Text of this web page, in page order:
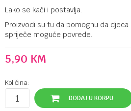
Lako se kači i postavlja.
Proizvodi su tu da pomognu da
spriječe moguće povrede.
5,90 KM
Količina:
DODAJ U KORPU